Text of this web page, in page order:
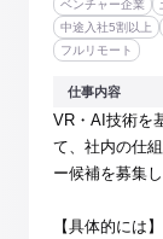
ベンチャー企業
中途入社5割以上
フルリモート
仕事内容
VR・AI技術を
て、社内の仕
ー候補を募集し
【具体的には】